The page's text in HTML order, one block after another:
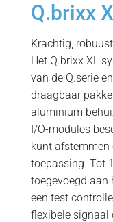
Q.brixx
Krachtig,
Het Q.brixx XL
van de Q.serie
draagbaar
aluminium
I/O-modules
kunt afstemmen
toepassing. Tot
toegevoegd aan
een test
flexibele signaal